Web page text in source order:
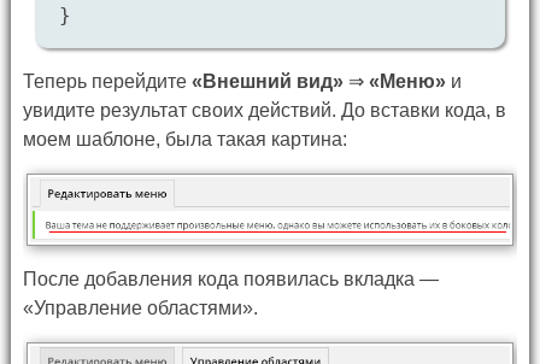
}
Теперь перейдите «Внешний вид»⇒ «Меню»и
увидите результат своих действий. До вставки кода, в
моем шаблоне, была такая картина:
После добавления кода появилась вкладка —
«Управление областями».